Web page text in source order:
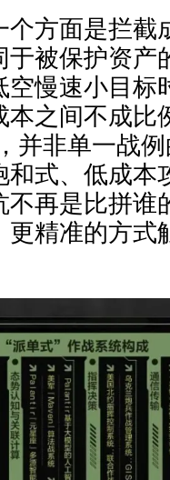
个方面是拦截
被保护资产
慢速小目标
之间不成比
并非单一战
式、低成本
再是比拼谁
精准的方式